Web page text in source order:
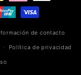
de contacto
Política de privacidad